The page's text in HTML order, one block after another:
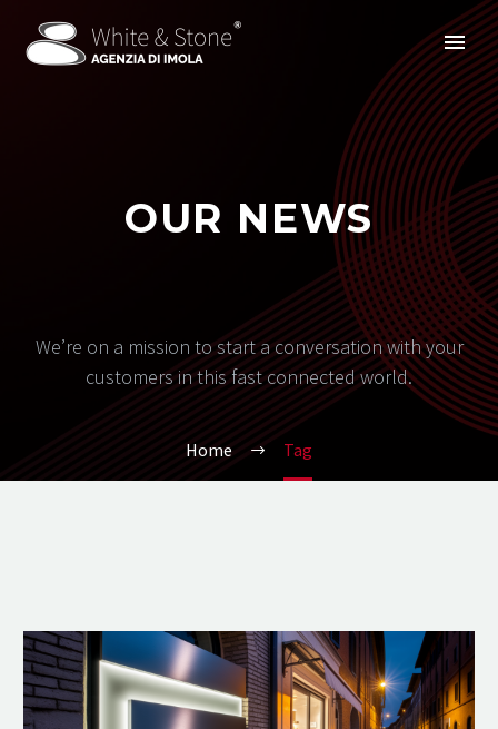
OUR NEWS
We’re on a mission to start a conversation with your
customers in this fast connected world.
Home Tag